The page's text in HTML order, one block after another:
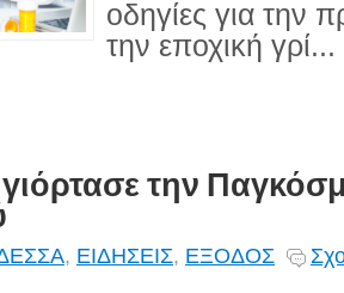
οδηγίες για την
την εποχική γρί...
την
, ΕΙΔΗΣΕΙΣ, ΕΞΟΔΟΣ